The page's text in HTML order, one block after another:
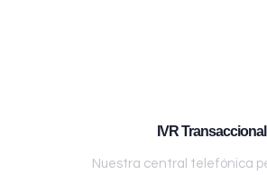
IVR Transaccional
Nuestra central telefónica